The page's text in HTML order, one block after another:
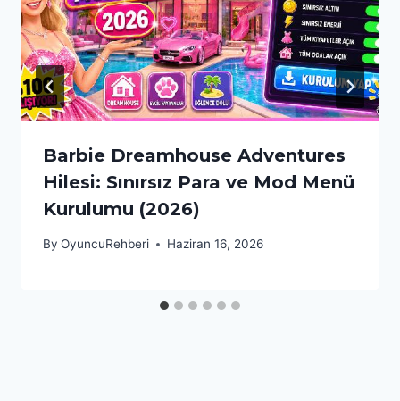
Barbie Dreamhouse Adventures
Hilesi: Sınırsız Para ve Mod Menü
Kurulumu (2026)
By OyuncuRehberi Haziran 16, 2026